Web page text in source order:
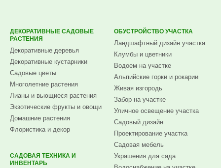
ДЕКОРАТИВНЫЕ САДОВЫЕ
РАСТЕНИЯ
Декоративные деревья
Декоративные кустарники
Садовые цветы
Многолетние растения
Лианы и вьющиеся растения
Экзотические фрукты и овощи
Домашние растения
Флористика и декор
САДОВАЯ ТЕХНИКА И
ИНВЕНТАРЬ
ОБУСТРОЙСТВО УЧАСТКА
Ландшафтный дизайн участка
Клумбы и цветники
Водоем на участке
Альпийские горки и рокарии
Живая изгородь
Забор на участке
Уличное освещение участка
Садовый дизайн
Проектирование участка
Садовая мебель
Украшения для сада